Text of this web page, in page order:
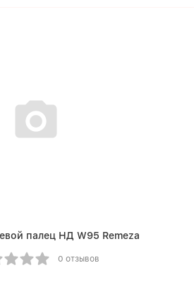
палец НД W95 Remeza
0 отзывов